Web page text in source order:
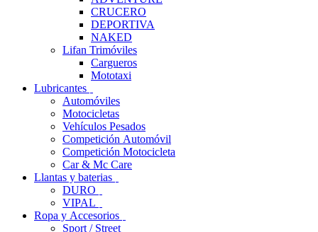
CRUCERO
DEPORTIVA
NAKED
Lifan Trimóviles
Cargueros
Mototaxi
Lubricantes
Automóviles
Motocicletas
Vehículos Pesados
Competición Automóvil
Competición Motocicleta
Car & Mc Care
Llantas y baterias
DURO
VIPAL
Ropa y Accesorios
Sport / Street